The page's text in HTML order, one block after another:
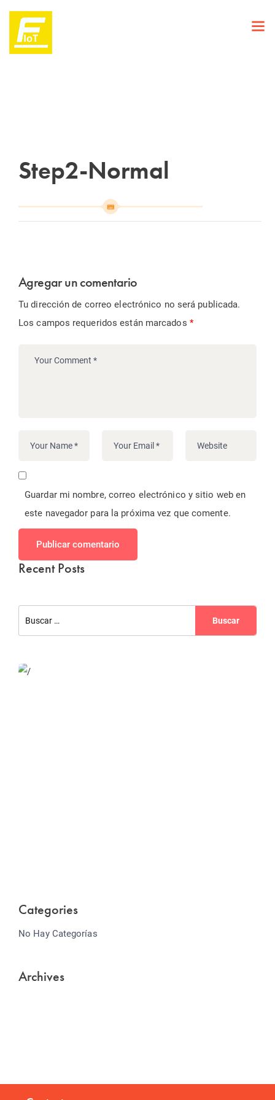
Step2-Normal
Agregar un comentario
Tu dirección de correo electrónico no será publicada.
Los campos requeridos están marcados *
Guardar mi nombre, correo electrónico y sitio web en
este navegador para la próxima vez que comente.
Publicar comentario
Recent Posts
Categories
No Hay Categorías
Archives